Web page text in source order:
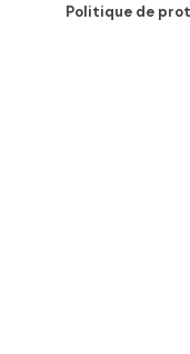
Politique de